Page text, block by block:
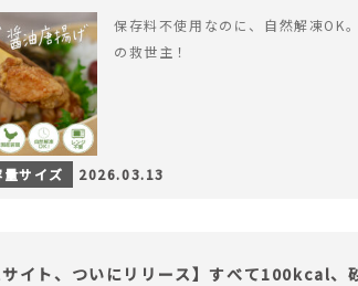
保存料不使用なのに、自然解凍OK
の救世主！
量サイズ 2026.03.13
サイト、ついにリリース】すべて100kcal、